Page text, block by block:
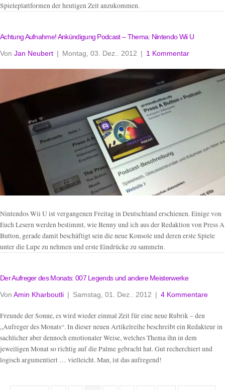
Spieleplattformen der heutigen Zeit anzukommen.
Achtung Aufnahme! Ankündigung Podcast – Thema: Nintendo Wii U
Von Jan Neubert | Montag, 03. Dez.. 2012 | 1 Kommentar
Nintendos Wii U ist vergangenen Freitag in Deutschland erschienen. Einige von
Euch Lesern werden bestimmt, wie Benny und ich aus der Redaktion von Press A
Button, gerade damit beschäftigt sein die neue Konsole und deren erste Spiele
unter die Lupe zu nehmen und erste Eindrücke zu sammeln.
Der Aufreger des Monats: 007 Legends und andere Meisterwerke
Von Amin Kharboutli | Samstag, 01. Dez.. 2012 | 4 Kommentare
Freunde der Sonne, es wird wieder einmal Zeit für eine neue Rubrik – den
„Aufreger des Monats“. In dieser neuen Artikelreihe beschreibt ein Redakteur in
sachlicher aber dennoch emotionaler Weise, welches Thema ihn in dem
jeweiligen Monat so richtig auf die Palme gebracht hat. Gut recherchiert und
logisch argumentiert … vielleicht. Man, ist das aufregend!